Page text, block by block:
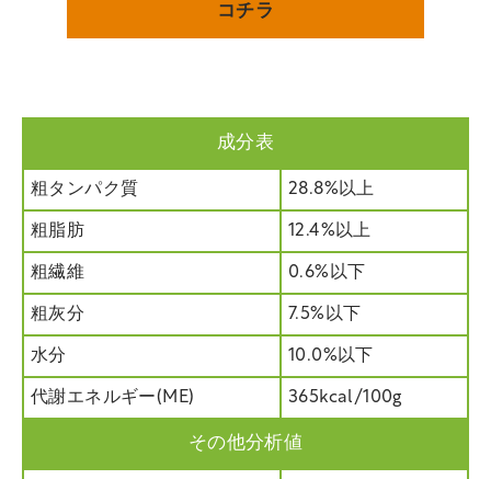
コチラ
成分表
粗タンパク質 28.8%以上
粗脂肪 12.4%以上
粗繊維 0.6%以下
粗灰分 7.5%以下
水分 10.0%以下
代謝エネルギー(ME) 365kcal/100g
その他分析値